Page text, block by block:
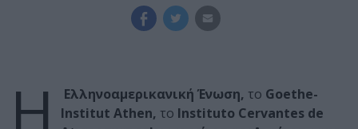
Η Ελληνοαμερικανική Ένωση, το Goethe-
Institut Athen, το Instituto Cervantes de